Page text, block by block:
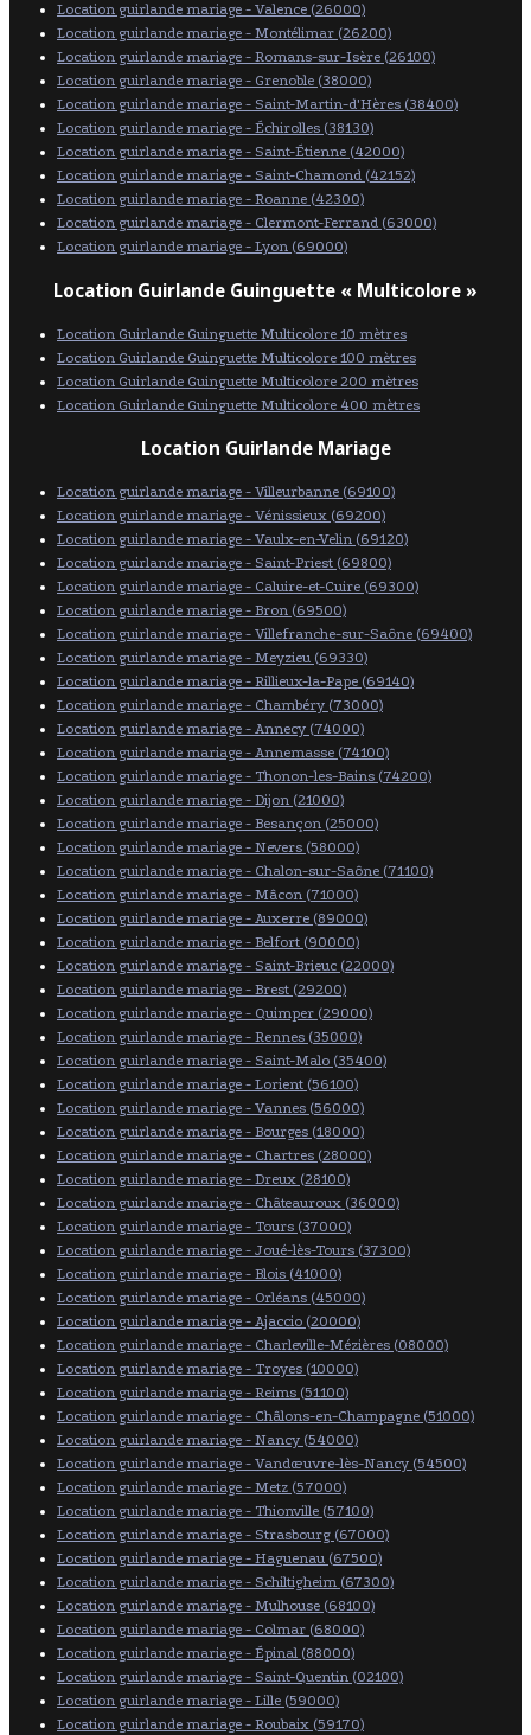
Location guirlande mariage - Valence (26000)
Location guirlande mariage - Montélimar (26200)
Location guirlande mariage - Romans-sur-Isère (26100)
Location guirlande mariage - Grenoble (38000)
Location guirlande mariage - Saint-Martin-d'Hères (38400)
Location guirlande mariage - Échirolles (38130)
Location guirlande mariage - Saint-Étienne (42000)
Location guirlande mariage - Saint-Chamond (42152)
Location guirlande mariage - Roanne (42300)
Location guirlande mariage - Clermont-Ferrand (63000)
Location guirlande mariage - Lyon (69000)
Location Guirlande Guinguette « Multicolore »
Location Guirlande Guinguette Multicolore 10 mètres
Location Guirlande Guinguette Multicolore 100 mètres
Location Guirlande Guinguette Multicolore 200 mètres
Location Guirlande Guinguette Multicolore 400 mètres
Location Guirlande Mariage
Location guirlande mariage - Villeurbanne (69100)
Location guirlande mariage - Vénissieux (69200)
Location guirlande mariage - Vaulx-en-Velin (69120)
Location guirlande mariage - Saint-Priest (69800)
Location guirlande mariage - Caluire-et-Cuire (69300)
Location guirlande mariage - Bron (69500)
Location guirlande mariage - Villefranche-sur-Saône (69400)
Location guirlande mariage - Meyzieu (69330)
Location guirlande mariage - Rillieux-la-Pape (69140)
Location guirlande mariage - Chambéry (73000)
Location guirlande mariage - Annecy (74000)
Location guirlande mariage - Annemasse (74100)
Location guirlande mariage - Thonon-les-Bains (74200)
Location guirlande mariage - Dijon (21000)
Location guirlande mariage - Besançon (25000)
Location guirlande mariage - Nevers (58000)
Location guirlande mariage - Chalon-sur-Saône (71100)
Location guirlande mariage - Mâcon (71000)
Location guirlande mariage - Auxerre (89000)
Location guirlande mariage - Belfort (90000)
Location guirlande mariage - Saint-Brieuc (22000)
Location guirlande mariage - Brest (29200)
Location guirlande mariage - Quimper (29000)
Location guirlande mariage - Rennes (35000)
Location guirlande mariage - Saint-Malo (35400)
Location guirlande mariage - Lorient (56100)
Location guirlande mariage - Vannes (56000)
Location guirlande mariage - Bourges (18000)
Location guirlande mariage - Chartres (28000)
Location guirlande mariage - Dreux (28100)
Location guirlande mariage - Châteauroux (36000)
Location guirlande mariage - Tours (37000)
Location guirlande mariage - Joué-lès-Tours (37300)
Location guirlande mariage - Blois (41000)
Location guirlande mariage - Orléans (45000)
Location guirlande mariage - Ajaccio (20000)
Location guirlande mariage - Charleville-Mézières (08000)
Location guirlande mariage - Troyes (10000)
Location guirlande mariage - Reims (51100)
Location guirlande mariage - Châlons-en-Champagne (51000)
Location guirlande mariage - Nancy (54000)
Location guirlande mariage - Vandœuvre-lès-Nancy (54500)
Location guirlande mariage - Metz (57000)
Location guirlande mariage - Thionville (57100)
Location guirlande mariage - Strasbourg (67000)
Location guirlande mariage - Haguenau (67500)
Location guirlande mariage - Schiltigheim (67300)
Location guirlande mariage - Mulhouse (68100)
Location guirlande mariage - Colmar (68000)
Location guirlande mariage - Épinal (88000)
Location guirlande mariage - Saint-Quentin (02100)
Location guirlande mariage - Lille (59000)
Location guirlande mariage - Roubaix (59170)